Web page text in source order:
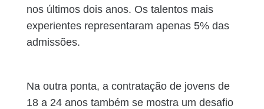
nos últimos dois anos. Os talentos mais
experientes representaram apenas 5% das
admissões.
Na outra ponta, a contratação de jovens de
18 a 24 anos também se mostra um desafio